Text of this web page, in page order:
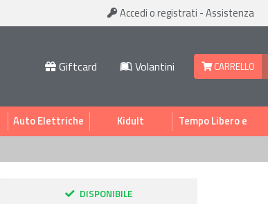
Accedi o registrati -Assistenza
Giftcard Volantini CARRELLO
Auto Elettriche Kidult
Tempo Libero e
Sport
DISPONIBILE